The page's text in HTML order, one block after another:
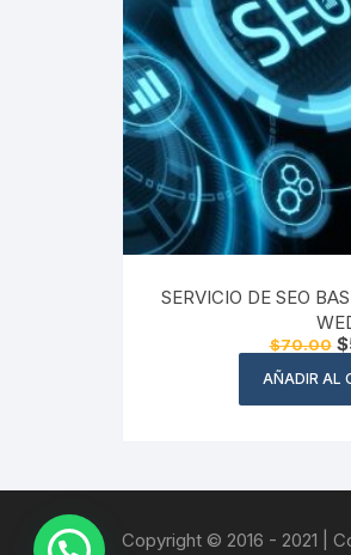
SERVICIO DE SEO
$70.00 El
$
AÑADIR AL
Copyright © 2016 - 2021 |